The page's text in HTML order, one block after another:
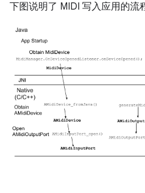
下图说明了 MIDI 写入应用的流